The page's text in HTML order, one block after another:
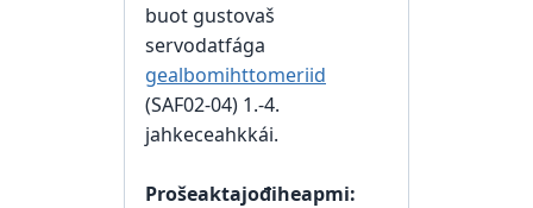
buot gustovaš
servodatfága
gealbomihttomeriid
(SAF02-04) 1.-4.
jahkeceahkkái.
Prošeaktajođiheapmi: